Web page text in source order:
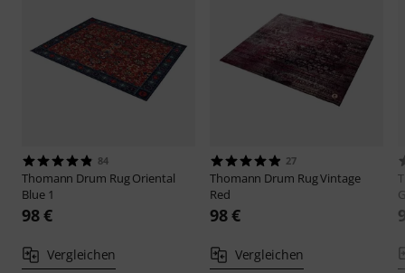
84
Thomann Drum Rug Oriental
Blue 1
98 €
Vergleichen
27
Thomann Drum Rug Vintage
Red
98 €
Vergleichen